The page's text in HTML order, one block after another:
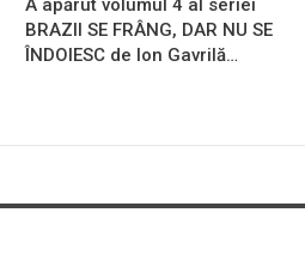
A apărut volumul 4 al seriei
BRAZII SE FRÂNG, DAR NU SE
ÎNDOIESC de Ion Gavrilă…